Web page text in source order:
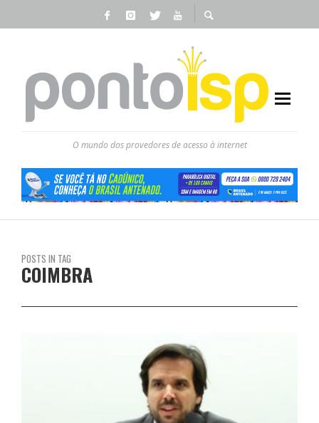
O mundo dos provedores de acesso à internet
POSTS IN TAG
COIMBRA